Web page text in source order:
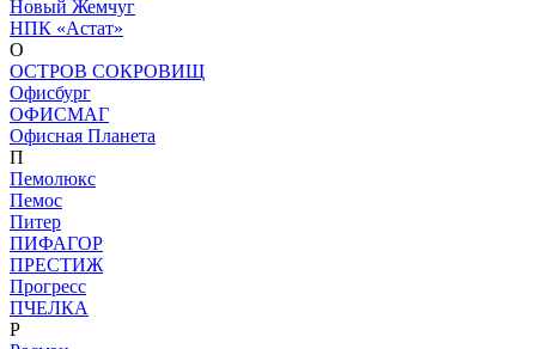
Новый Жемчуг
НПК «Астат»
О
ОСТРОВ СОКРОВИЩ
Офисбург
ОФИСМАГ
Офисная Планета
П
Пемолюкс
Пемос
Питер
ПИФАГОР
ПРЕСТИЖ
Прогресс
ПЧЕЛКА
Р